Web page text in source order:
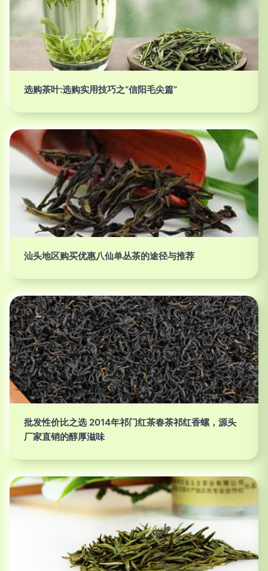
选购茶叶:选购实用技巧之“信阳毛尖篇”
汕头地区购买优惠八仙单丛茶的途径与推荐
批发性价比之选 2014年祁门红茶春茶祁红香螺，源头
厂家直销的醇厚滋味